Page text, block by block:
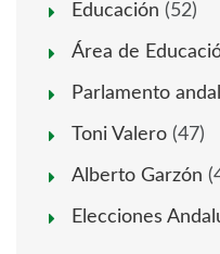
Educación (52)
Área de
Parlamento
Toni Valero (47)
Alberto Garzón
Elecciones